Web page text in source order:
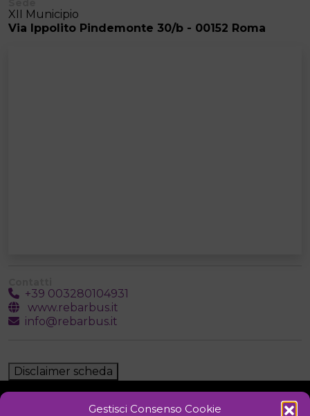
Gestisci Consenso Cookie
XII Municipio
Via Ippolito Pindemonte 30/b - 00152 Roma
+39 003280104931
www.rebarbus.it
info@rebarbus.it
Disclaimer scheda